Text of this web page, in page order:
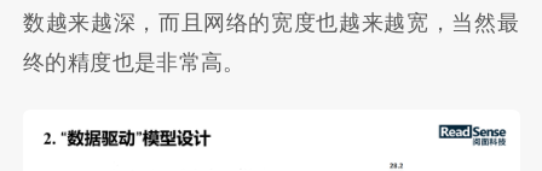
数越来越深，而且网络的宽度也越来越宽，当然最
终的精度也是非常高。